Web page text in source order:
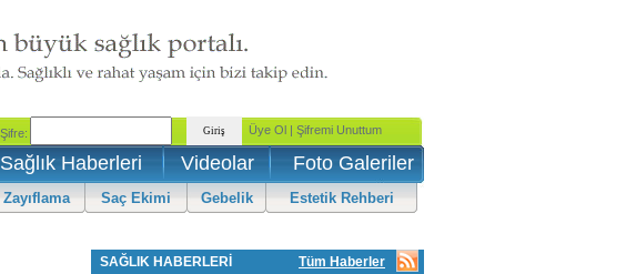
Sağlık Haberleri Videolar Foto Galeriler
Zayıflama Saç Ekimi Gebelik Estetik Rehberi
SAĞLIK HABERLERİ Tüm Haberler